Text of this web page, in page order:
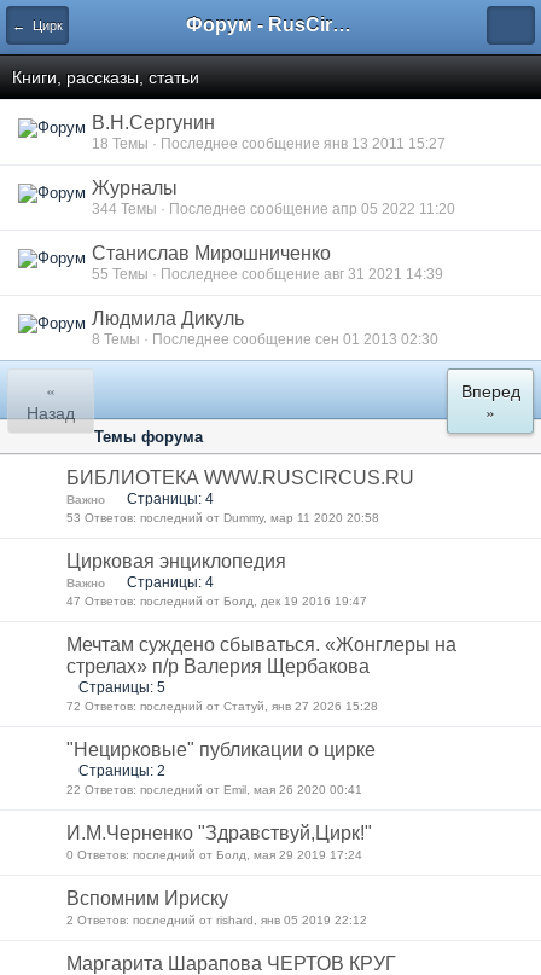
← Цирк Форум - RusCircus.ru
Книги, рассказы, статьи
В.Н.Сергунин
18 Темы · Последнее сообщение янв 13 2011 15:27
Журналы
344 Темы · Последнее сообщение апр 05 2022 11:20
Станислав Мирошниченко
55 Темы · Последнее сообщение авг 31 2021 14:39
Людмила Дикуль
8 Темы · Последнее сообщение сен 01 2013 02:30
«
Назад
Вперед
»
Темы форума
БИБЛИОТЕКА WWW.RUSCIRCUS.RU
Важно Страницы: 4
53 Ответов: последний от Dummy, мар 11 2020 20:58
Цирковая энциклопедия
Важно Страницы: 4
47 Ответов: последний от Болд, дек 19 2016 19:47
Мечтам суждено сбываться. «Жонглеры на
стрелах» п/р Валерия Щербакова
Страницы: 5
72 Ответов: последний от Статуй, янв 27 2026 15:28
"Нецирковые" публикации о цирке
Страницы: 2
22 Ответов: последний от Emil, мая 26 2020 00:41
И.М.Черненко "Здравствуй,Цирк!"
0 Ответов: последний от Болд, мая 29 2019 17:24
Вспомним Ириску
2 Ответов: последний от rishard, янв 05 2019 22:12
Маргарита Шарапова ЧЕРТОВ КРУГ